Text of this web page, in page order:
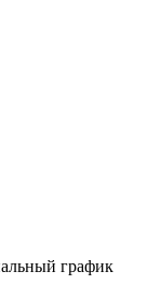
график